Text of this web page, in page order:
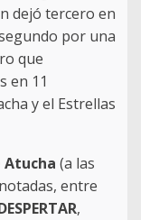
dejó tercero en
por una
que
en 11
y el Estrellas
Atucha (a las
entre
,